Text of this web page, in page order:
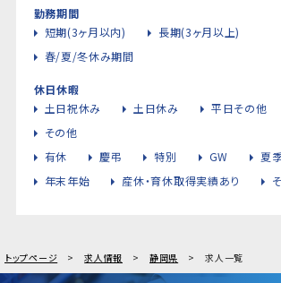
勤務期間
短期(3ヶ月以内)
長期(3ヶ月以上)
春/夏/冬休み期間
休日休暇
土日祝休み
土日休み 平日その他
その他
有休
慶弔 特別 GW
夏
年末年始
産休・育休取得実績あり
トップページ 求人情報 静岡県 求人一覧